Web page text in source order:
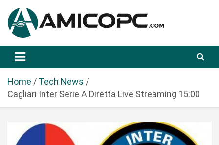
a
Amicopc.com
Home
Tech News
Cagliari Inter Serie A Diretta Live Streaming 15:00